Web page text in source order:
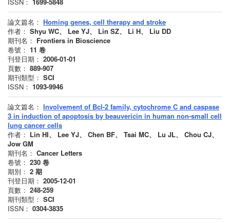
論文篇名： Homing genes, cell therapy and stroke
作者： Shyu WC、 Lee YJ、 Lin SZ、 Li H、 Liu DD
期刊名： Frontiers in Bioscience
卷號： 11 卷
刊登日期： 2006-01-01
頁數： 889-907
期刊類型： SCI
ISSN： 1093-9946
論文篇名： Involvement of Bcl-2 family, cytochrome C and caspase
3 in induction of apoptosis by beauvericin in human non-small cell
lung cancer cells
作者： Lin HI、 Lee YJ、 Chen BF、 Tsai MC、 Lu JL、 Chou CJ、
Jow GM
期刊名： Cancer Letters
卷號： 230 卷
期別： 2 期
刊登日期： 2005-12-01
頁數： 248-259
期刊類型： SCI
ISSN： 0304-3835